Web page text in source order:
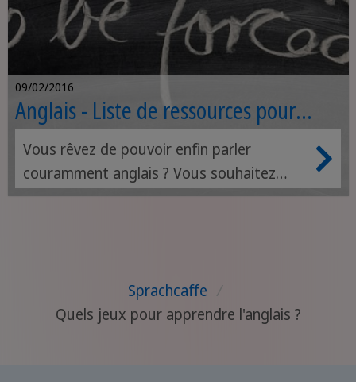
09/02/2016
Anglais - Liste de ressources pour
apprendre la langue anglaise
facilement
Vous rêvez de pouvoir enfin parler
couramment anglais ? Vous souhaitez
apprendre la langue de manière efficace ?
faut savoir vous lancer dans la méthode
qui vous correspond le mieux : chaînes
Sprachcaffe /
Quels jeux pour apprendre l'anglais ?